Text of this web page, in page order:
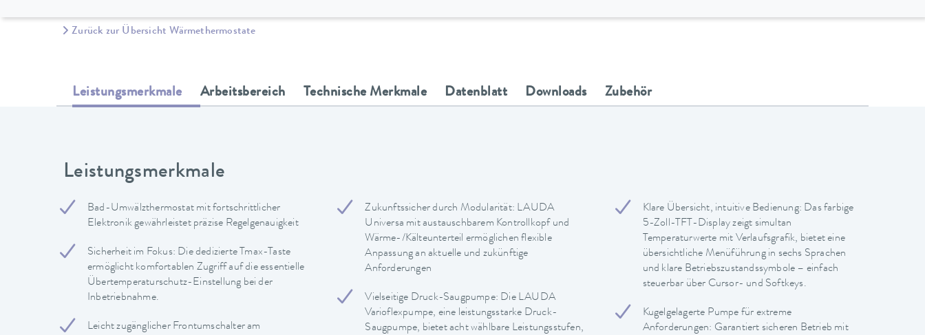
Zurück zur Übersicht Wärmethermostate
Leistungsmerkmale Arbeitsbereich Technische Merkmale Datenblatt Downloads Zubehör
Leistungsmerkmale
Bad-Umwälzthermostat mit fortschrittlicher
Elektronik gewährleistet präzise Regelgenauigkeit
Sicherheit im Fokus: Die dedizierte Tmax-Taste
ermöglicht komfortablen Zugriff auf die essentielle
Übertemperaturschutz-Einstellung bei der
Inbetriebnahme.
Leicht zugänglicher Frontumschalter am
Zukunftssicher durch Modularität: LAUDA
Universa mit austauschbarem Kontrollkopf und
Wärme-/Kälteunterteil ermöglichen flexible
Anpassung an aktuelle und zukünftige
Anforderungen
Vielseitige Druck-Saugpumpe: Die LAUDA
Varioflexpumpe, eine leistungsstarke Druck-
Saugpumpe, bietet acht wählbare Leistungsstufen,
Klare Übersicht, intuitive Bedienung: Das farbige
5-Zoll-TFT-Display zeigt simultan
Temperaturwerte mit Verlaufsgrafik, bietet eine
übersichtliche Menüführung in sechs Sprachen
und klare Betriebszustandssymbole – einfach
steuerbar über Cursor- und Softkeys.
Kugelgelagerte Pumpe für extreme
Anforderungen: Garantiert sicheren Betrieb mit